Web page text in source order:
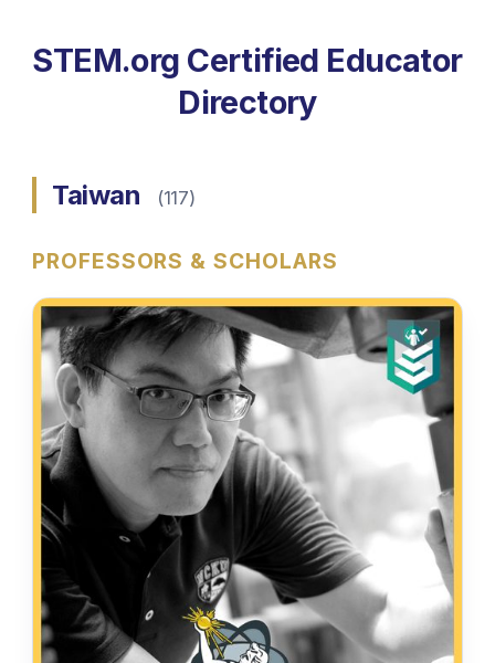
STEM.org Certified Educator
Directory
Taiwan (117)
PROFESSORS & SCHOLARS